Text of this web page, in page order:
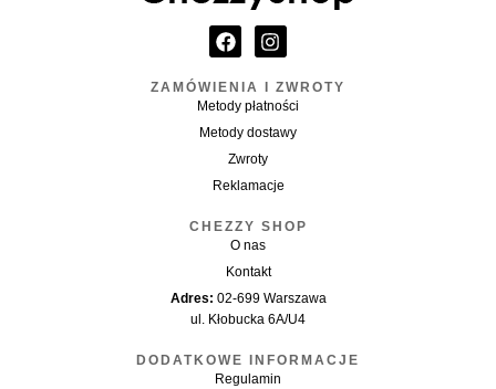
F
a
e
b
o
o
I
n
a
g
m
ZAMÓWIENIA I ZWROTY
Metody płatności
Metody dostawy
Zwroty
Reklamacje
CHEZZY SHOP
O nas
Kontakt
Adres: 02-699 Warszawa
ul. Kłobucka 6A/U4
DODATKOWE INFORMACJE
Regulamin